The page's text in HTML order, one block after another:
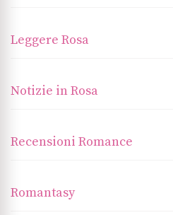
Leggere Rosa
Notizie in Rosa
Recensioni Romance
Romantasy